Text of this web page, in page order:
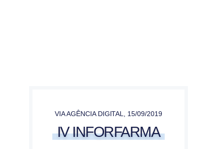
VIA AGÊNCIA DIGITAL 15/09/2019
IV INFORFARMA